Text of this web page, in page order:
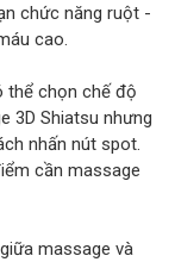
chức năng ruột -
cao.
thể chọn chế độ
3D Shiatsu nhưng
nhấn nút spot.
cần massage
massage và